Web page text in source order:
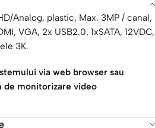
Analog, plastic, Max. 3MP / canal,
VGA, 2x USB2.0, 1xSATA, 12VDC,
3K.
via web browser sau
de monitorizare video